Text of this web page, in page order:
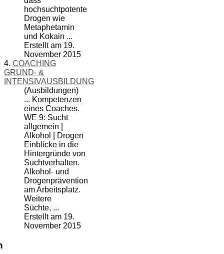
hochsuchtpotente
Drogen wie
Metaphetamin
und Kokain ...
Erstellt am 19.
November 2015
4. COACHING
GRUND- &
INTENSIVAUSBILDUNG
(Ausbildungen)
... Kompetenzen
eines Coaches.
WE 9: Sucht
allgemein |
Alkohol
| Drogen
Einblicke in die
Hintergründe von
Suchtverhalten.
Alkohol- und
Drogenprävention
am Arbeitsplatz.
Weitere
Süchte, ...
Erstellt am 19.
November 2015